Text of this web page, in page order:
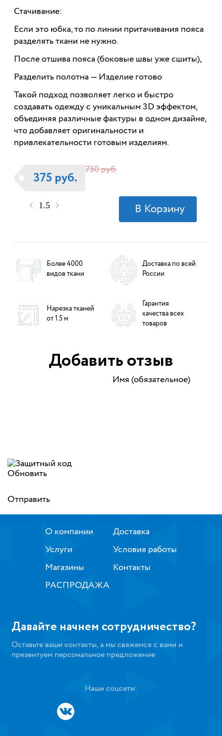
Стачивание:
Если это юбка, то по линии притачивания пояса
разделять ткани не нужно.
После отшива пояса (боковые швы уже сшиты),
Разделить полотна — Изделие готово
Такой подход позволяет легко и быстро
создавать одежду с уникальным 3D эффектом,
объединяя различные фактуры в одном дизайне,
что добавляет оригинальности и
привлекательности готовым изделиям.
750 руб.
375 руб.
Более 4000
видов ткани
Доставка по всей
России
Нарезка тканей
от 1.5 м
Гарантия
качества всех
товаров
Добавить отзыв
Имя (обязательное)
Обновить
Отправить
О компании
Услуги
Магазины
РАСПРОДАЖА
Доставка
Условия работы
Контакты
Давайте начнем сотрудничество?
Оставьте ваши контакты, а мы свяжемся с вами и
презентуем персональное предложение
Наши соцсети: